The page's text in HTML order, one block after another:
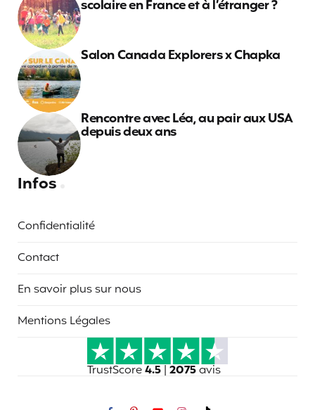
scolaire en France et à l’étranger ?
Salon Canada Explorers x Chapka
Rencontre avec Léa, au pair aux USA
depuis deux ans
Infos
Confidentialité
Contact
En savoir plus sur nous
Mentions Légales
TrustScore4.5 | 2075avis